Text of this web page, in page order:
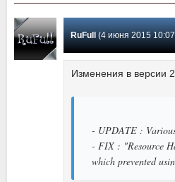
RuFull(4 июня 2015 10:07)
Изменения в версии
- UPDATE :
- FIX : "Resource
which prevented